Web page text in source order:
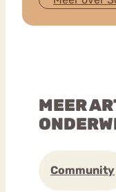
MEER
Community